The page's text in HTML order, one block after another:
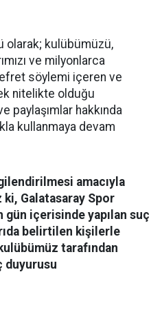
olarak; kulübümüzü,
ve milyonlarca
söylemi içeren ve
nitelikte olduğu
paylaşımlar hakkında
kullanmaya devam
amacıyla
Galatasaray Spor
gün içerisinde yapılan suç
belirtilen kişilerle
kulübümüz tarafından
duyurusu